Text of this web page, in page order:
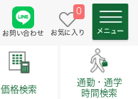
お問い合わせ
0
お気に入り
価格検索
通勤・通学
時間検索